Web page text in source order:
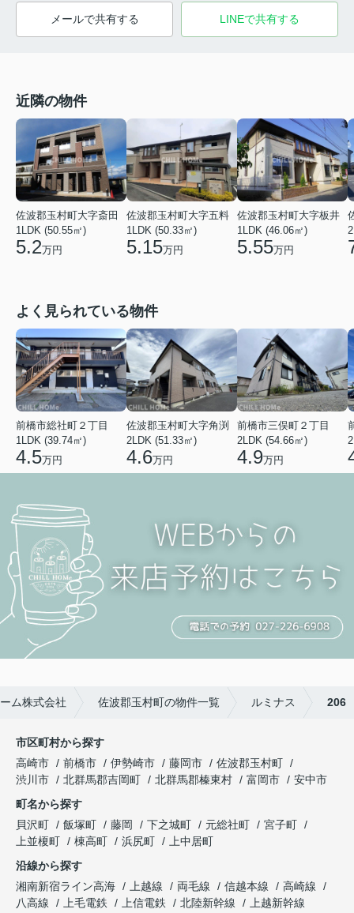
メールで共有する LINEで共有する
近隣の物件
佐波郡玉村町大字斎田
1LDK (50.55㎡)
5.2万円
佐波郡玉村町大字五料
1LDK (50.33㎡)
5.15万円
佐波郡玉村町大字板井
1LDK (46.06㎡)
5.55万円
よく見られている物件
前橋市総社町２丁目
1LDK (39.74㎡)
4.5万円
佐波郡玉村町大字角渕
2LDK (51.33㎡)
4.6万円
前橋市三俣町２丁目
2LDK (54.66㎡)
4.9万円
ム株式会社 佐波郡玉村町の物件一覧 ルミナス 206
市区町村から探す
高崎市
前橋市 伊勢崎市 藤岡市
佐波郡玉村町
渋川市
北群馬郡吉岡町 北群馬郡榛東村 富岡市
安中市
町名から探す
貝沢町
飯塚町 藤岡 下之城町 元総社町
宮子町
上並榎町
棟高町 浜尻町
上中居町
沿線から探す
湘南新宿ライン高海
上越線 両毛線 信越本線
高崎線
八高線
上毛電鉄 上信電鉄 北陸新幹線
上越新幹線